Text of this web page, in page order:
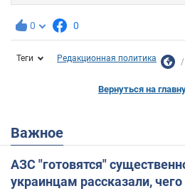
0 0
Теги Редакционная политика
Вернуться на
Важное
АЗС "готовятся"
украинцам рассказали,